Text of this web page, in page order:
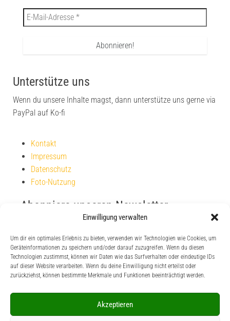
Einwilligung verwalten
Um dir ein optimales Erlebnis zu bieten, verwenden wir Technologien wie Cookies, um
Geräteinformationen zu speichern und/oder darauf zuzugreifen. Wenn du diesen
Technologien zustimmst, können wir Daten wie das Surfverhalten oder eindeutige IDs
auf dieser Website verarbeiten. Wenn du deine Einwilligung nicht erteilst oder
zurückziehst, können bestimmte Merkmale und Funktionen beeinträchtigt werden.
Akzeptieren
Unterstütze uns
Wenn du unsere Inhalte magst, dann unterstütze uns gerne via
PayPal auf Ko-fi
Kontakt
Impressum
Datenschutz
Foto-Nutzung
Abonniere unseren Newsletter